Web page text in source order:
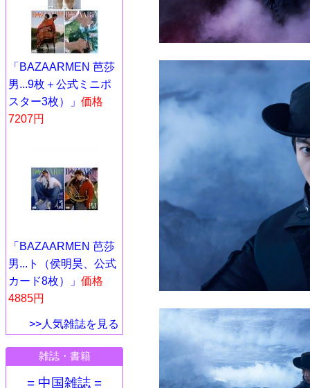
「BAZAARMEN 芭莎
男...9枚＋公式ミニポ
スター3枚）」 価格
7207円
「BAZAARMEN 芭莎
男...ト（侯明昊、公式
カード8枚）」 価格
4885円
>>人気雑誌を見る
雑誌・書籍
= 中国雑誌 =